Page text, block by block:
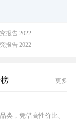
报告 2022
报告 2022
更多
类，凭借高性价比、